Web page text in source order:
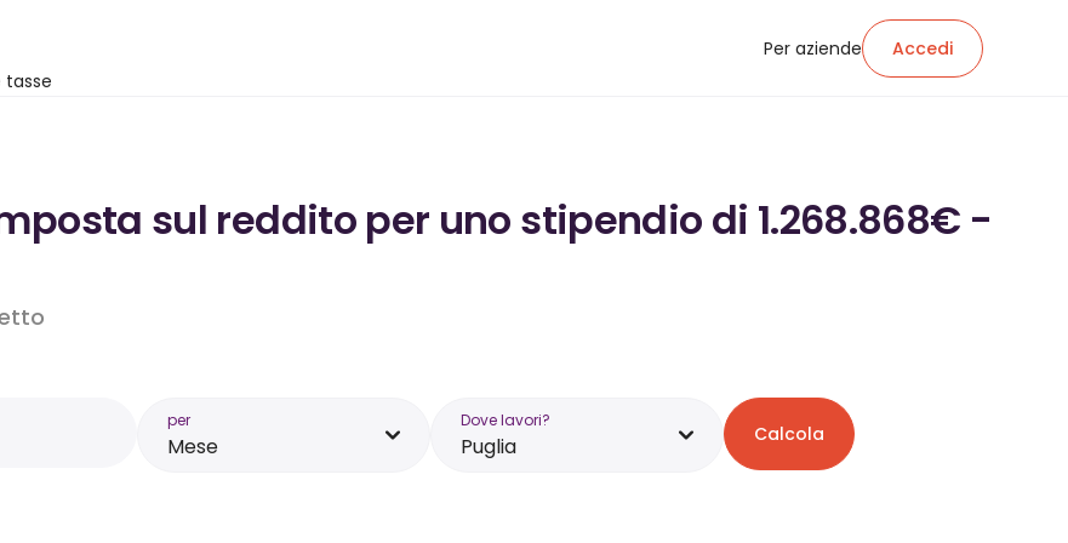
Per aziende Accedi
sul reddito per uno stipendio di 1.268.868€ -
per
Mese
Dove lavori?
Puglia Calcola